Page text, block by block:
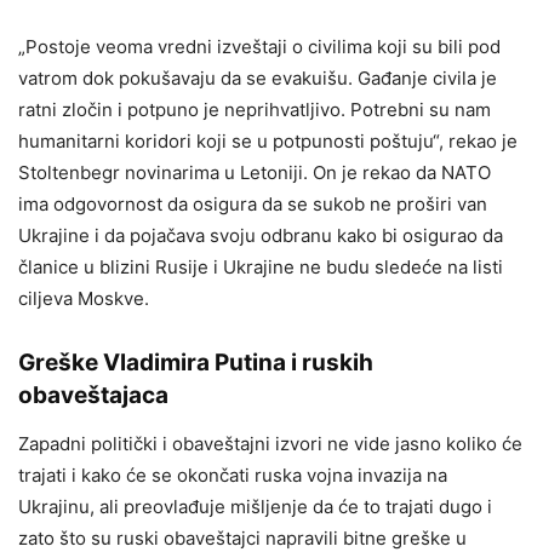
„Postoje veoma vredni izveštaji o civilima koji su bili pod
vatrom dok pokušavaju da se evakuišu. Gađanje civila je
ratni zločin i potpuno je neprihvatljivo. Potrebni su nam
humanitarni koridori koji se u potpunosti poštuju“, rekao je
Stoltenbegr novinarima u Letoniji. On je rekao da NATO
ima odgovornost da osigura da se sukob ne proširi van
Ukrajine i da pojačava svoju odbranu kako bi osigurao da
članice u blizini Rusije i Ukrajine ne budu sledeće na listi
ciljeva Moskve.
Greške Vladimira Putina i ruskih
obaveštajaca
Zapadni politički i obaveštajni izvori ne vide jasno koliko će
trajati i kako će se okončati ruska vojna invazija na
Ukrajinu, ali preovlađuje mišljenje da će to trajati dugo i
zato što su ruski obaveštajci napravili bitne greške u